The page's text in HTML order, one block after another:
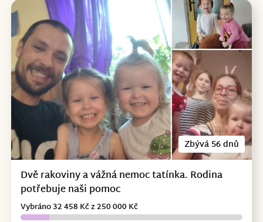
Zbývá 56 dnů
Dvě rakoviny a vážná nemoc tatínka. Rodina
potřebuje naši pomoc
Vybráno 32 458 Kč z 250 000 Kč